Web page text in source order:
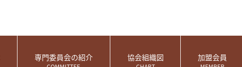
専門委員会の紹介 協会組織図 加盟会員